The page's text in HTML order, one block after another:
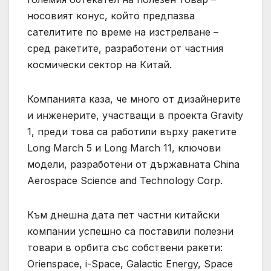
носовият конус, който предпазва
сателитите по време на изстрелване –
сред ракетите, разработени от частния
космически сектор на Китай.
Компанията каза, че много от дизайнерите
и инженерите, участващи в проекта Gravity
1, преди това са работили върху ракетите
Long March 5 и Long March 11, ключови
модели, разработени от държавната China
Aerospace Science and Technology Corp.
Към днешна дата пет частни китайски
компании успешно са поставили полезни
товари в орбита със собствени ракети:
Orienspace, i-Space, Galactic Energy, Space